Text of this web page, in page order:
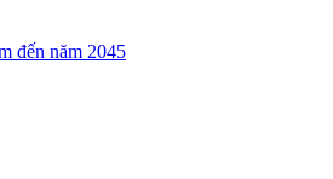
đến năm 2045